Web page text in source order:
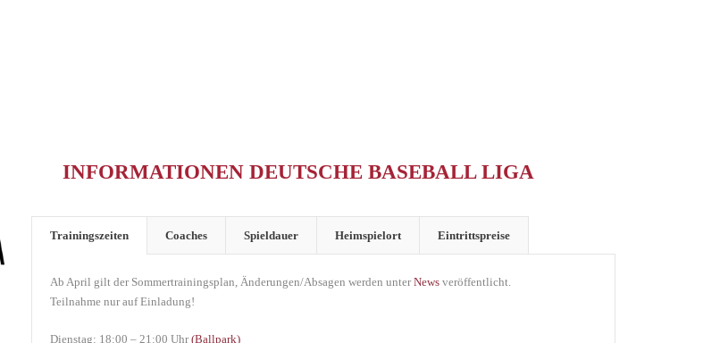
INFORMATIONEN DEUTSCHE BASEBALL LIGA
Trainingszeiten Coaches Spieldauer Heimspielort Eintrittspreise
Ab April gilt der Sommertrainingsplan, Änderungen/Absagen werden unterNews veröffentlicht.
Teilnahme nur auf Einladung!
Dienstag: 18:00 – 21:00 Uhr(Ballpark)